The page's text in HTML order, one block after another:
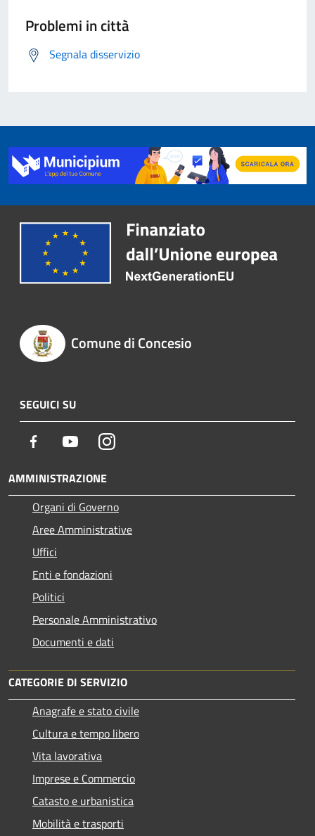
Problemi in città
Segnala disservizio
Comune di Concesio
SEGUICI SU
Facebook YoutubeInstagram
AMMINISTRAZIONE
Organi di Governo
Aree Amministrative
Uffici
Enti e fondazioni
Politici
Personale Amministrativo
Documenti e dati
CATEGORIE DI SERVIZIO
Anagrafe e stato civile
Cultura e tempo libero
Vita lavorativa
Imprese e Commercio
Catasto e urbanistica
Mobilità e trasporti